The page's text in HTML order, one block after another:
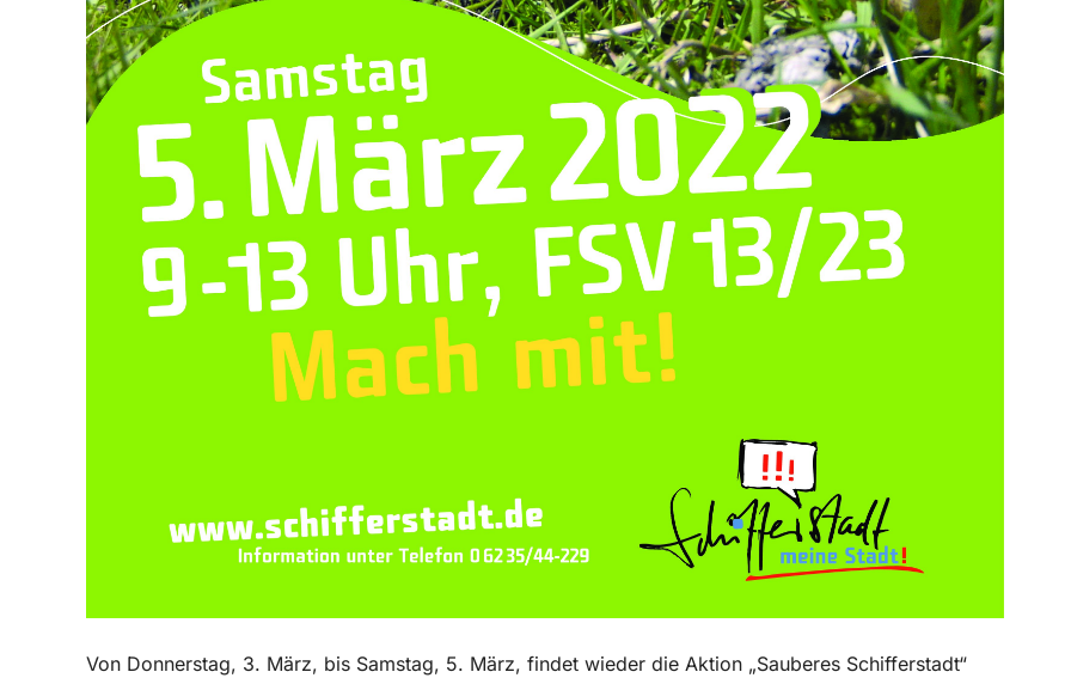
Von Donnerstag, 3. März, bis Samstag, 5. März, findet wieder die Aktion „Sauberes Schifferstadt“